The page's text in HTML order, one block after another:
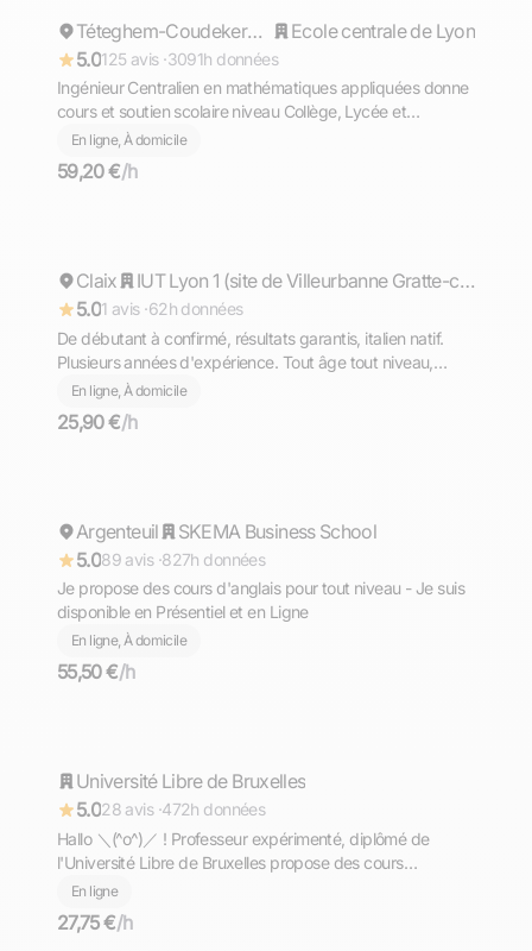
Répond rapidement Téteghem-Coudekerque-Village
Ecole centrale de Lyon
5.0125 avis ·3091h données
Ingénieur Centralien en mathématiques appliquées donne
cours et soutien scolaire niveau Collège, Lycée et
Supérieur (prépa)
En ligne, À domicile
59,20 €/h
Répond rapidement
Claix
IUT Lyon 1 (site de Villeurbanne Gratte-ciel)
5.01 avis ·62h données
De débutant à confirmé, résultats garantis, italien natif.
Plusieurs années d'expérience. Tout âge tout niveau,
diplômé du Bac avec Option Internationale Italien,
l'équivalent de la Maturità (bac italien)
En ligne, À domicile
25,90 €/h
Répond rapidement
Argenteuil
SKEMA Business School
5.089 avis ·827h données
Je propose des cours d'anglais pour tout niveau - Je suis
disponible en Présentiel et en Ligne
En ligne, À domicile
55,50 €/h
Répond rapidement
Université Libre de Bruxelles
5.028 avis ·472h données
Hallo ＼⁠(⁠^⁠o⁠^⁠)⁠／ ! Professeur expérimenté, diplômé de
l'Université Libre de Bruxelles propose des cours
d'allemand de niveaux PRIMAIRE - COLLEGE - LYCEE -
PREPA - SUPERIEUR. Komm und lerne mit mir Deutsch
╮⁠(⁠＾⁠▽⁠＾⁠)⁠╭
En ligne
27,75 €/h